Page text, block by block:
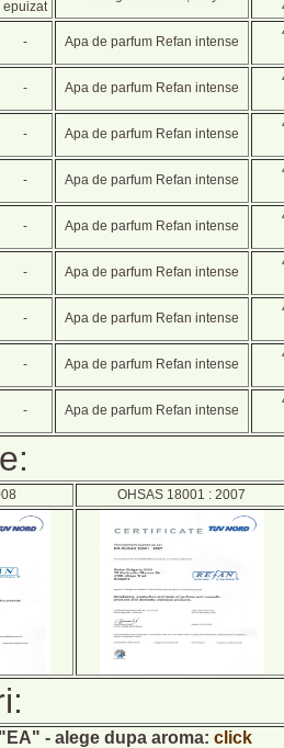
epuizat
- Apa de parfum Refan intense
- Apa de parfum Refan intense
- Apa de parfum Refan intense
- Apa de parfum Refan intense
- Apa de parfum Refan intense
- Apa de parfum Refan intense
- Apa de parfum Refan intense
- Apa de parfum Refan intense
- Apa de parfum Refan intense
OHSAS 18001 : 2007
"EA" - alege dupa aroma: click